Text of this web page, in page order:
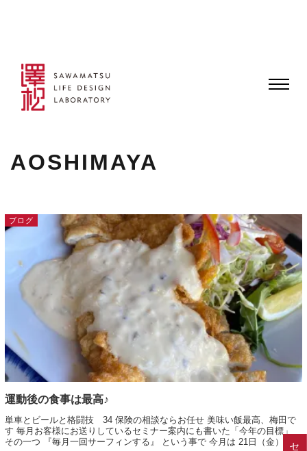
AOSHIMAYA
ブログ
運動後の食事は最高♪
単車とビールと格闘技 34 保険の相談ならお任せ 美味い飯最高、梅田で
す 毎月お客様にお送りしているセミナー案内にも書いた「今年の目標」
その一つ 『毎月一回サーフィンする』 という事で 今月は 21日（金）に宮